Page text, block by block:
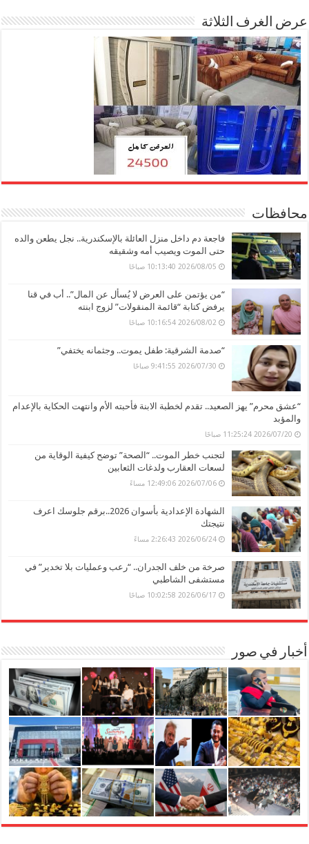
عرض الغرف الثلاثة
محافظات
فاجعة دم داخل منزل العائلة بالإسكندرية.. نجل يطعن والده
حتى الموت ويصيب أمه وشقيقه
2026/08/05 10:13:40 صباحًا
“من يؤتمن على العرض لا يُسأل عن المال”.. أب في قنا
يرفض كتابة “قائمة المنقولات” لزوج ابنته
2026/08/02 10:16:54 صباحًا
“صدمة الشرقية: طفل يموت.. وجثمانه يختفي”
2026/07/30 9:41:55 صباحًا
“عشق محرم” يهز الصعيد.. تقدم لخطبة الابنة فأحبته الأم وانتهت الحكاية بالإعدام
والمؤبد
2026/07/20 11:25:24 صباحًا
لتجنب خطر الموت.. “الصحة” توضح كيفية الوقاية من
لسعات العقارب ولدغات الثعابين
2026/07/06 12:49:06 مساءً
الشهادة الإعدادية بأسوان 2026..برقم جلوسك اعرف
نتيجتك
2026/06/24 2:26:43 مساءً
صرخة من خلف الجدران.. “رعب وعمليات بلا تخدير” في
مستشفى الشاطبي
2026/06/17 10:02:58 صباحًا
أخبار في صور